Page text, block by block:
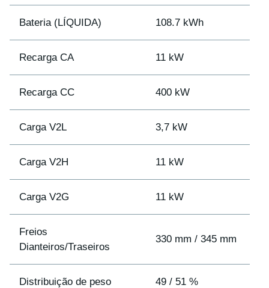
Bateria (LÍQUIDA) 108.7 kWh
Recarga CA 11 kW
Recarga CC 400 kW
Carga V2L 3,7 kW
Carga V2H 11 kW
Carga V2G 11 kW
Freios
Dianteiros/Traseiros
330 mm / 345 mm
Distribuição de peso 49 / 51 %